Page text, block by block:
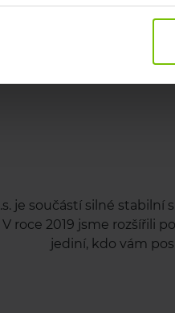
je součástí silné
roce 2019 jsme rozšířili
jediní, kdo vám